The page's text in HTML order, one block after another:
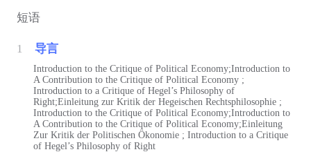
短语
1 导言
Introduction to the Critique of Political Economy;Introduction to
A Contribution to the Critique of Political Economy ;
Introduction to a Critique of Hegel’s Philosophy of
Right;Einleitung zur Kritik der Hegeischen Rechtsphilosophie ;
Introduction to the Critique of Political Economy;Introduction to
A Contribution to the Critique of Political Economy;Einleitung
Zur Kritik der Politischen Ökonomie ; Introduction to a Critique
of Hegel’s Philosophy of Right